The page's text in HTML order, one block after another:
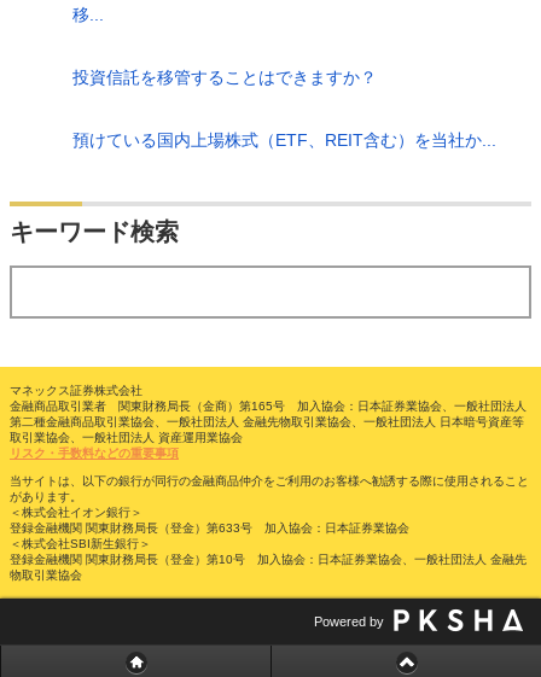
移...
投資信託を移管することはできますか？
預けている国内上場株式（ETF、REIT含む）を当社か...
キーワード検索
マネックス証券株式会社
金融商品取引業者 関東財務局長（金商）第165号 加入協会：日本証券業協会、一般社団法人
第二種金融商品取引業協会、一般社団法人 金融先物取引業協会、一般社団法人 日本暗号資産等
取引業協会、一般社団法人 資産運用業協会
リスク・手数料などの重要事項
当サイトは、以下の銀行が同行の金融商品仲介をご利用のお客様へ勧誘する際に使用されること
があります。
＜株式会社イオン銀行＞
登録金融機関 関東財務局長（登金）第633号 加入協会：日本証券業協会
＜株式会社SBI新生銀行＞
登録金融機関 関東財務局長（登金）第10号 加入協会：日本証券業協会、一般社団法人 金融先
物取引業協会
Powered by